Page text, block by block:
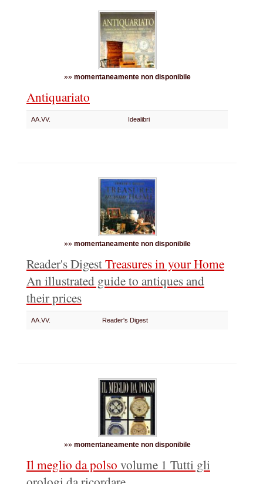
»» momentaneamente non disponibile
Antiquariato
AA.VV. Idealibri
»» momentaneamente non disponibile
Reader's DigestTreasures in your Home
An illustrated guide to antiques and
their prices
AA.VV. Reader's Digest
»» momentaneamente non disponibile
Il meglio da polso volume 1 Tutti gli